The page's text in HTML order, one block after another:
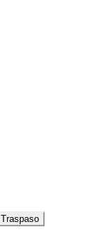
Traspaso